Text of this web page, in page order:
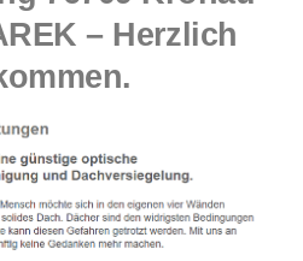
– Herzlich